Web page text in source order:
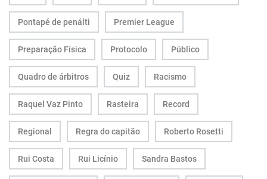
Pontapé de penálti Premier League
Preparação Física Protocolo Público
Quadro de árbitros Quiz Racismo
Raquel Vaz Pinto Rasteira Record
Regional Regra do capitão Roberto Rosetti
Rui Costa Rui Licínio Sandra Bastos